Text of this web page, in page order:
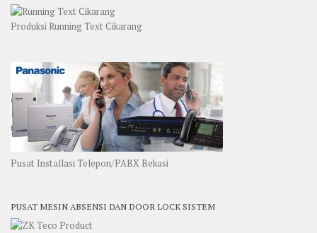
Produksi Running Text Cikarang
Pusat Installasi Telepon/PABX Bekasi
PUSAT MESIN ABSENSI DAN DOOR LOCK SISTEM